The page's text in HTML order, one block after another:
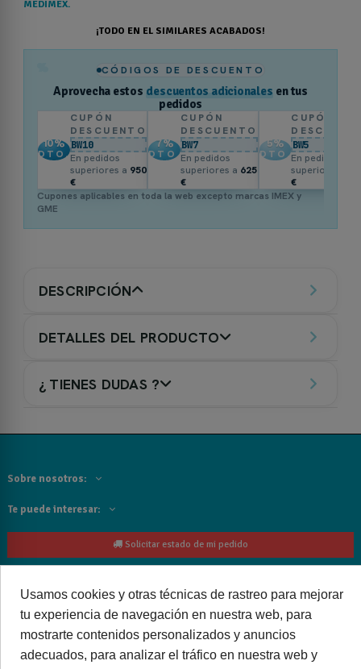
MEDIMEX.
¡TODO EN EL SIMILARES ACABADOS!
CÓDIGOS DE DESCUENTO
Aprovecha estos descuentos adicionales en tus
pedidos
10%
DTO.
CUPÓN
DESCUENTO
BW10
En pedidos
superiores a 950
€
7%
DTO.
CUPÓN
DESCUENTO
BW7
En pedidos
superiores a 625
€
5%
DTO.
CUPÓN
BW5
En pedidos
superiores a
€
Cupones aplicables en toda la web excepto marcas IMEX y
GME
DESCRIPCIÓN
DETALLES DEL PRODUCTO
¿ TIENES DUDAS ?
Sobre nosotros:
Te puede interesar:
Solicitar estado de mi pedido
Siguenos
Cancelar o devolver un pedido
Usamos cookies y otras técnicas de rastreo para mejorar
tu experiencia de navegación en nuestra web, para
mostrarte contenidos personalizados y anuncios
adecuados, para analizar el tráfico en nuestra web y